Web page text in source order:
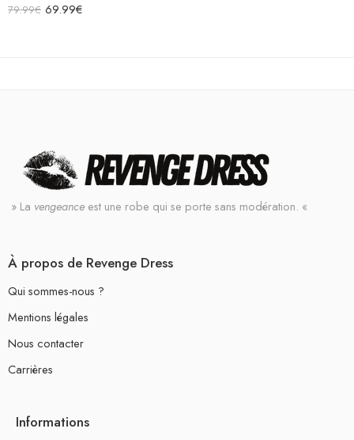
79.99€ 69.99€
» La vengeance est une robe qui se porte sans modération. «
À propos de Revenge Dress
Qui sommes-nous ?
Mentions légales
Nous contacter
Carrières
Informations